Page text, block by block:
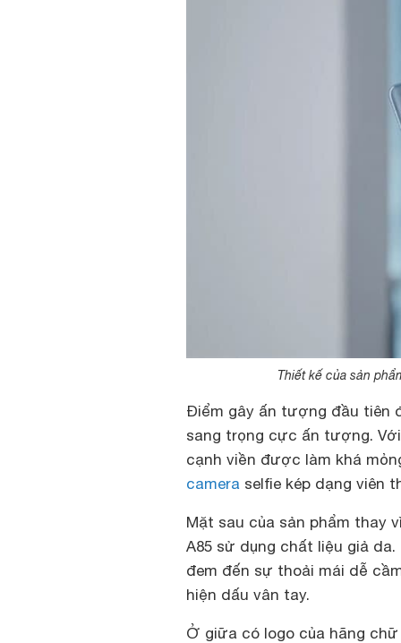
Thiết kế của sản
Điểm gây ấn tượng đầu tiên
sang trọng cực ấn tượng.
cạnh viền được làm khá
camera selfie kép dạng viên
Mặt sau của sản phẩm thay
A85 sử dụng chất liệu giả
đem đến sự thoải mái dễ
hiện dấu vân tay.
Ở giữa có logo của hãng